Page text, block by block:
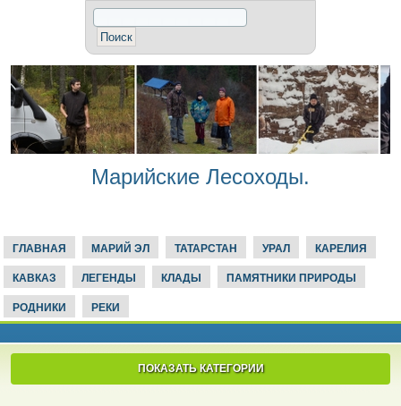
Марийские Лесоходы.
ГЛАВНАЯ МАРИЙ ЭЛ ТАТАРСТАН УРАЛ КАРЕЛИЯ
КАВКАЗ ЛЕГЕНДЫ КЛАДЫ ПАМЯТНИКИ ПРИРОДЫ
РОДНИКИ РЕКИ
ПОКАЗАТЬ КАТЕГОРИИ